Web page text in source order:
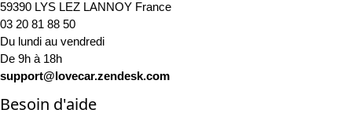
59390 LYS LEZ LANNOY France
03 20 81 88 50
Du lundi au vendredi
De 9h à 18h
support@lovecar.zendesk.com
Besoin d'aide